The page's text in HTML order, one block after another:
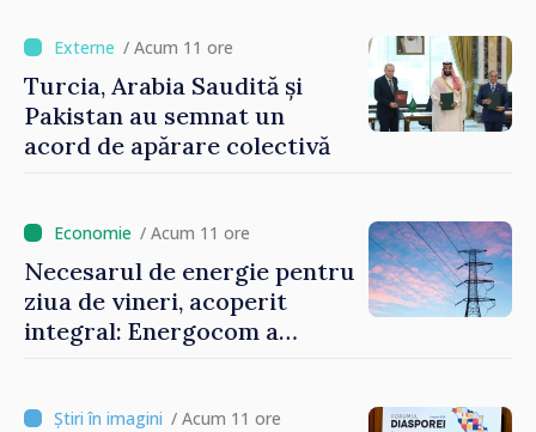
/ Acum 11 ore
Turcia, Arabia Saudită și
Pakistan au semnat un
acord de apărare colectivă
/ Acum 11 ore
Necesarul de energie pentru
ziua de vineri, acoperit
integral: Energocom a
/ Acum 11 ore